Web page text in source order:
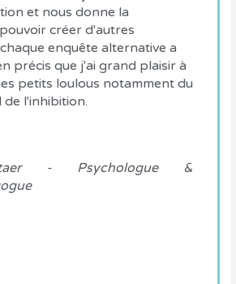
et nous donne la
créer d'autres
enquête alternative a
précis que j'ai grand plaisir à
petits loulous notamment du
l'inhibition.
- Psychologue &